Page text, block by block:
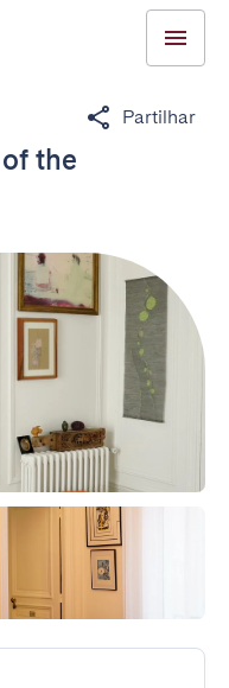
the
Partilhar